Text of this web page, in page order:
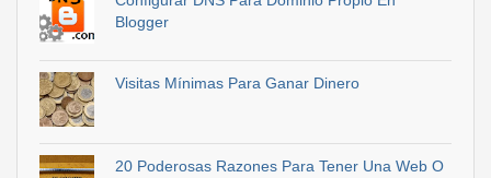
Blogger
Visitas Mínimas Para Ganar Dinero
20 Poderosas Razones Para Tener Una Web O